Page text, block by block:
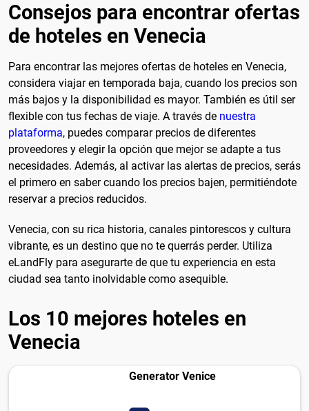
Consejos para encontrar ofertas
de hoteles en Venecia
Para encontrar las mejores ofertas de hoteles en Venecia,
considera viajar en temporada baja, cuando los precios son
más bajos y la disponibilidad es mayor. También es útil ser
flexible con tus fechas de viaje. A través de nuestra
plataforma, puedes comparar precios de diferentes
proveedores y elegir la opción que mejor se adapte a tus
necesidades. Además, al activar las alertas de precios, serás
el primero en saber cuando los precios bajen, permitiéndote
reservar a precios reducidos.
Venecia, con su rica historia, canales pintorescos y cultura
vibrante, es un destino que no te querrás perder. Utiliza
eLandFly para asegurarte de que tu experiencia en esta
ciudad sea tanto inolvidable como asequible.
Los 10 mejores hoteles en
Venecia
Generator Venice